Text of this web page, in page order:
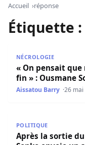
Accueil réponse
Étiquette :
NÉCROLOGIE
« On pensait
fin » : Ousmane
Aissatou Barry 26 mai
POLITIQUE
Après la sortie